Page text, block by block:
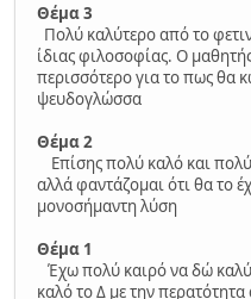
Θέμα 3
Πολύ καλύτερο από το
ίδιας φιλοσοφίας. Ο
περισσότερο για το πως θα
ψευδογλώσσα
Θέμα 2
Επίσης πολύ καλό και
αλλά φαντάζομαι ότι θα το
μονοσήμαντη λύση
Θέμα 1
Έχω πολύ καιρό να δώ
καλό το Δ με την